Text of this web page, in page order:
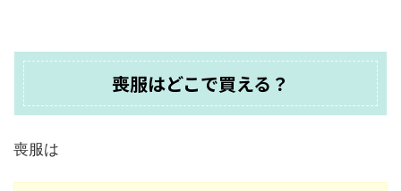
喪服はどこで買える？
喪服は